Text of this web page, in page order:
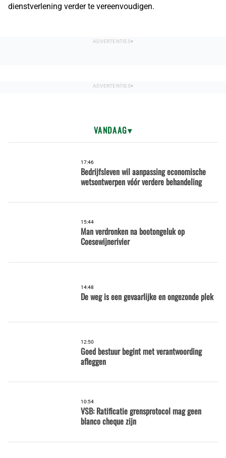
dienstverlening verder te vereenvoudigen.
VANDAAG
17:46
Bedrijfsleven wil aanpassing economische
wetsontwerpen vóór verdere behandeling
15:44
Man verdronken na bootongeluk op
Coesewijnerivier
14:48
De weg is een gevaarlijke en ongezonde plek
12:50
Goed bestuur begint met verantwoording
afleggen
10:54
VSB: Ratificatie grensprotocol mag geen
blanco cheque zijn